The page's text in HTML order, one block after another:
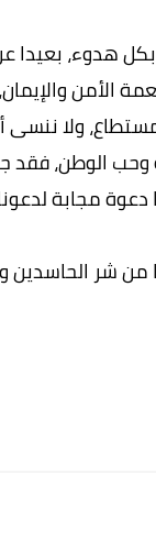
بكل هدوء،
بنعمة الأمن
ولا ننسى
الوطن، فقد
مجابة
شر الحاسدين